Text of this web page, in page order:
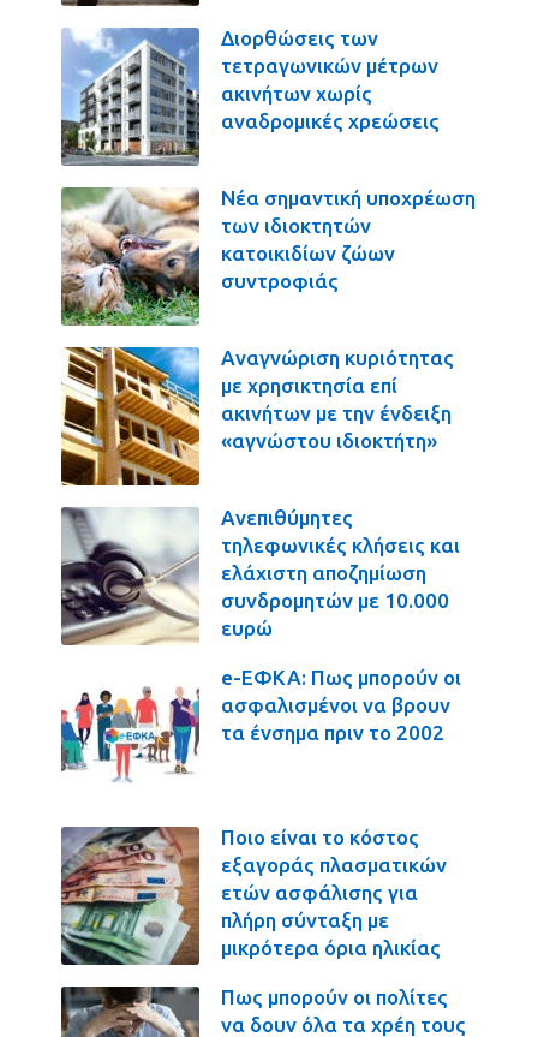
Διορθώσεις των
τετραγωνικών μέτρων
ακινήτων χωρίς
αναδρομικές χρεώσεις
Νέα σημαντική υποχρέωση
των ιδιοκτητών
κατοικιδίων ζώων
συντροφιάς
Αναγνώριση κυριότητας
με χρησικτησία επί
ακινήτων με την ένδειξη
«αγνώστου ιδιοκτήτη»
Ανεπιθύμητες
τηλεφωνικές κλήσεις και
ελάχιστη αποζημίωση
συνδρομητών με 10.000
ευρώ
e-ΕΦΚΑ: Πως μπορούν οι
ασφαλισμένοι να βρουν
τα ένσημα πριν το 2002
Ποιο είναι το κόστος
εξαγοράς πλασματικών
ετών ασφάλισης για
πλήρη σύνταξη με
μικρότερα όρια ηλικίας
Πως μπορούν οι πολίτες
να δουν όλα τα χρέη τους